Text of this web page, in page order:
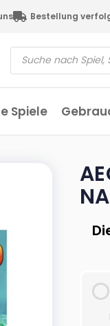
Bestellung
Spiele